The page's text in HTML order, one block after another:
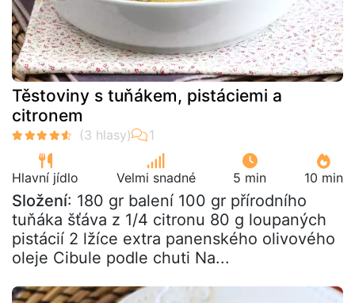
Těstoviny s tuňákem, pistáciemi a
citronem
Hlavní jídlo Velmi snadné 5 min 10 min
Složení: 180 gr balení 100 gr přírodního
tuňáka šťáva z 1/4 citronu 80 g loupaných
pistácií 2 lžíce extra panenského olivového
oleje Cibule podle chuti Na...